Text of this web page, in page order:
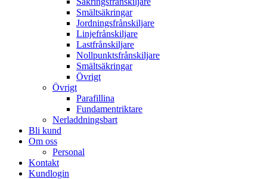
Smältsäkringar
Jordningsfrånskiljare
Linjefrånskiljare
Lastfrånskiljare
Nollpunktsfrånskiljare
Smältsäkringar
Övrigt
Övrigt
Parafillina
Fundamentriktare
Nerladdningsbart
Bli kund
Om oss
Personal
Kontakt
Kundlogin